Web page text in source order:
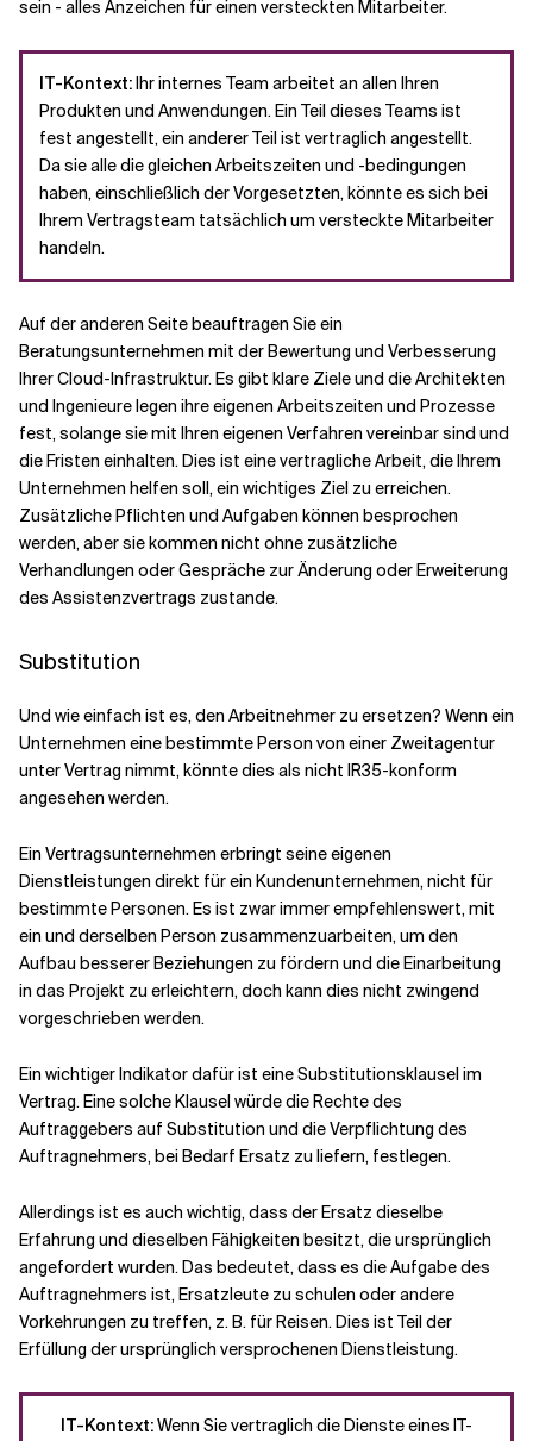
sein - alles Anzeichen für einen versteckten Mitarbeiter.
IT-Kontext:Ihr internes Team arbeitet an allen Ihren
Produkten und Anwendungen. Ein Teil dieses Teams ist
fest angestellt, ein anderer Teil ist vertraglich angestellt.
Da sie alle die gleichen Arbeitszeiten und -bedingungen
haben, einschließlich der Vorgesetzten, könnte es sich bei
Ihrem Vertragsteam tatsächlich um versteckte Mitarbeiter
handeln.
Auf der anderen Seite beauftragen Sie ein
Beratungsunternehmen mit der Bewertung und Verbesserung
Ihrer Cloud-Infrastruktur. Es gibt klare Ziele und die Architekten
und Ingenieure legen ihre eigenen Arbeitszeiten und Prozesse
fest, solange sie mit Ihren eigenen Verfahren vereinbar sind und
die Fristen einhalten. Dies ist eine vertragliche Arbeit, die Ihrem
Unternehmen helfen soll, ein wichtiges Ziel zu erreichen.
Zusätzliche Pflichten und Aufgaben können besprochen
werden, aber sie kommen nicht ohne zusätzliche
Verhandlungen oder Gespräche zur Änderung oder Erweiterung
des Assistenzvertrags zustande.
Substitution
Und wie einfach ist es, den Arbeitnehmer zu ersetzen? Wenn ein
Unternehmen eine bestimmte Person von einer Zweitagentur
unter Vertrag nimmt, könnte dies als nicht IR35-konform
angesehen werden.
Ein Vertragsunternehmen erbringt seine eigenen
Dienstleistungen direkt für ein Kundenunternehmen, nicht für
bestimmte Personen. Es ist zwar immer empfehlenswert, mit
ein und derselben Person zusammenzuarbeiten, um den
Aufbau besserer Beziehungen zu fördern und die Einarbeitung
in das Projekt zu erleichtern, doch kann dies nicht zwingend
vorgeschrieben werden.
Ein wichtiger Indikator dafür ist eine Substitutionsklausel im
Vertrag. Eine solche Klausel würde die Rechte des
Auftraggebers auf Substitution und die Verpflichtung des
Auftragnehmers, bei Bedarf Ersatz zu liefern, festlegen.
Allerdings ist es auch wichtig, dass der Ersatz dieselbe
Erfahrung und dieselben Fähigkeiten besitzt, die ursprünglich
angefordert wurden. Das bedeutet, dass es die Aufgabe des
Auftragnehmers ist, Ersatzleute zu schulen oder andere
Vorkehrungen zu treffen, z. B. für Reisen. Dies ist Teil der
Erfüllung der ursprünglich versprochenen Dienstleistung.
IT-Kontext:Wenn Sie vertraglich die Dienste eines IT-